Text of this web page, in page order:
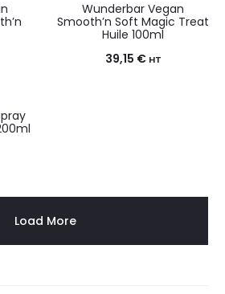
Wunderbar Vegan
Smooth’n Soft Magic Treat
Huile 100ml
39,15 € HT
Load More